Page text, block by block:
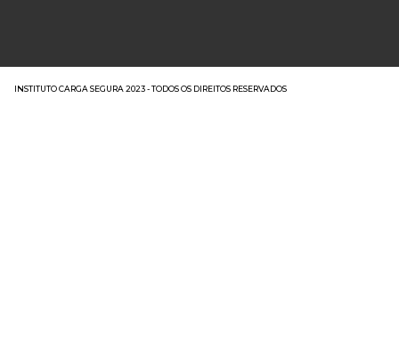
INSTITUTO CARGA SEGURA 2023 - TODOS OS DIREITOS RESERVADOS